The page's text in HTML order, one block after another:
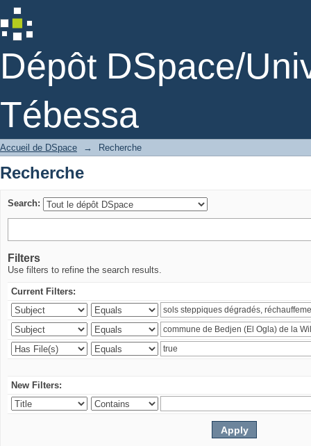
Dépôt DSpace/
Tébessa
Recherche
Accueil de DSpace → Recherche
Recherche
Search:
Filters
Use filters to refine the search results.
Current Filters:
New Filters: